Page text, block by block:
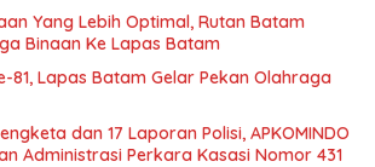
Yang Lebih Optimal, Rutan Batam
Binaan Ke Lapas Batam
81, Lapas Batam Gelar Pekan Olahraga
dan 17 Laporan Polisi, APKOMINDO
Administrasi Perkara Kasasi Nomor 431